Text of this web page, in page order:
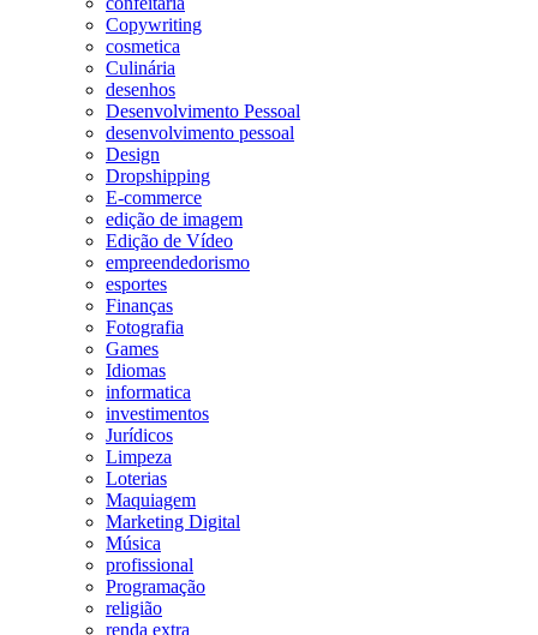
Copywriting
cosmetica
Culinária
desenhos
Desenvolvimento Pessoal
desenvolvimento pessoal
Design
Dropshipping
E-commerce
edição de imagem
Edição de Vídeo
empreendedorismo
esportes
Finanças
Fotografia
Games
Idiomas
informatica
investimentos
Jurídicos
Limpeza
Loterias
Maquiagem
Marketing Digital
Música
profissional
Programação
religião
renda extra